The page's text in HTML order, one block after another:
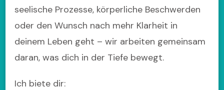
seelische Prozesse, körperliche Beschwerden
oder den Wunsch nach mehr Klarheit in
deinem Leben geht – wir arbeiten gemeinsam
daran, was dich in der Tiefe bewegt.
Ich biete dir: